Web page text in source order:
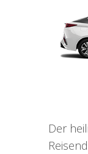
Der